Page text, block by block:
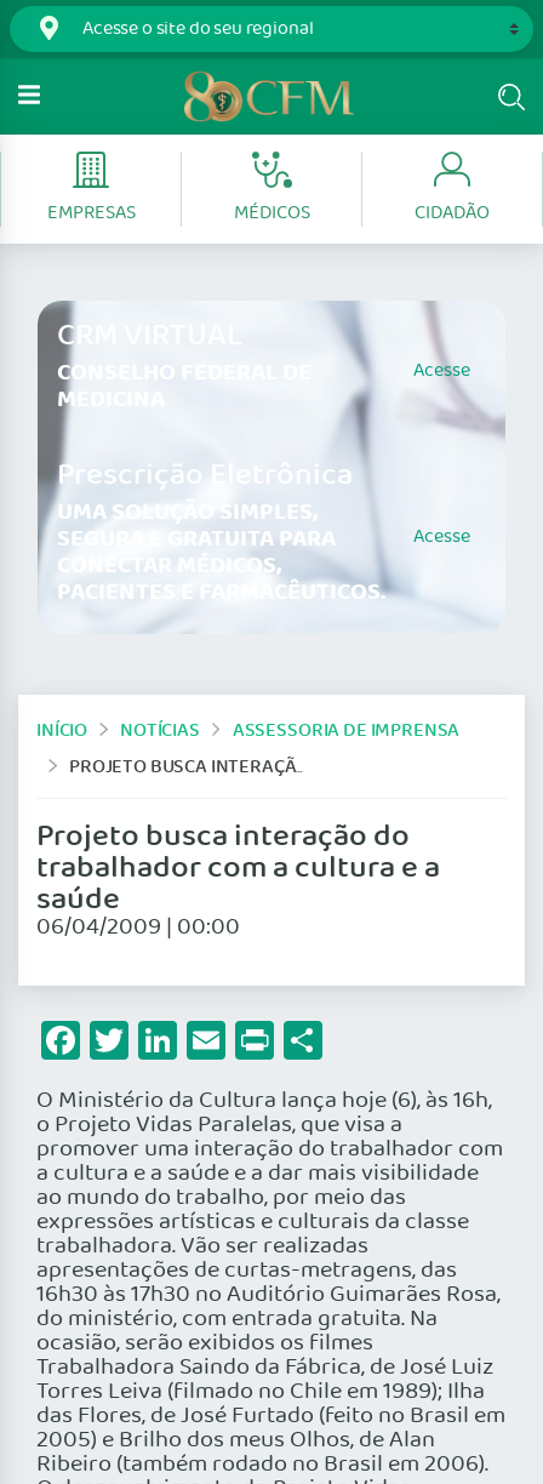
EMPRESAS MÉDICOS CIDADÃO
CRM VIRTUAL
CONSELHO FEDERAL DE
MEDICINA
Acesse
Prescrição Eletrônica
UMA SOLUÇÃO SIMPLES,
SEGURA E GRATUITA PARA
CONECTAR MÉDICOS,
PACIENTES E FARMACÊUTICOS.
Acesse
INÍCIO NOTÍCIAS
ASSESSORIA DE IMPRENSA
PROJETO BUSCA INTERAÇÃO DO TRABALHADOR COM A CULTURA E A SAÚDE
Projeto busca interação do
trabalhador com a cultura e a
saúde
06/04/2009 | 00:00
Facebook
Twitter
LinkedIn
Email
Print
O Ministério da Cultura lança hoje (6), às 16h,
o Projeto Vidas Paralelas, que visa a
promover uma interação do trabalhador com
a cultura e a saúde e a dar mais visibilidade
ao mundo do trabalho, por meio das
expressões artísticas e culturais da classe
trabalhadora. Vão ser realizadas
apresentações de curtas-metragens, das
16h30 às 17h30 no Auditório Guimarães Rosa,
do ministério, com entrada gratuita. Na
ocasião, serão exibidos os filmes
Trabalhadora Saindo da Fábrica, de José Luiz
Torres Leiva (filmado no Chile em 1989); Ilha
das Flores, de José Furtado (feito no Brasil em
2005) e Brilho dos meus Olhos, de Alan
Ribeiro (também rodado no Brasil em 2006).